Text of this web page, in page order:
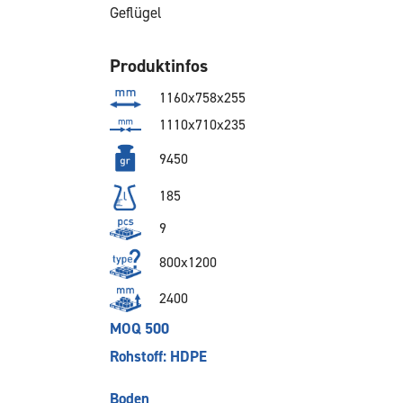
Geflügel
Produktinfos
1160x758x255
1110x710x235
9450
185
9
800x1200
2400
MOQ 500
Rohstoff: HDPE
Boden